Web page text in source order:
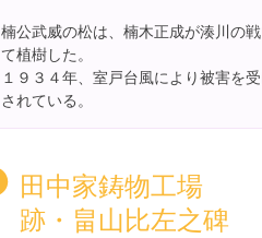
楠公武威の松は、楠木正成が湊川の
て植樹した。
１９３４年、室戸台風により被害を
されている。
田中家鋳物工場
跡・畠山比左之碑